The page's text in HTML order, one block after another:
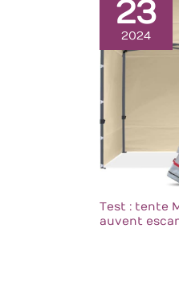
de
23
2024
Test : tente
auvent